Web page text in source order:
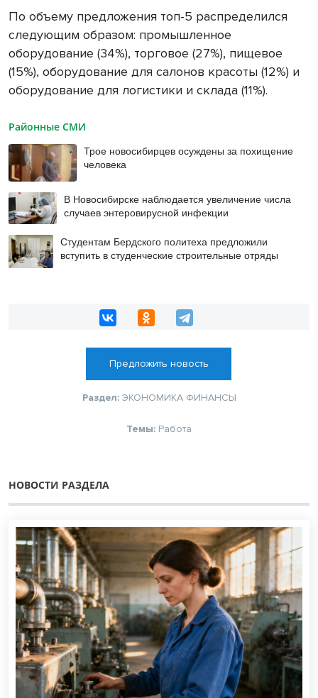
По объему предложения топ-5 распределился
следующим образом: промышленное
оборудование (34%), торговое (27%), пищевое
(15%), оборудование для салонов красоты (12%) и
оборудование для логистики и склада (11%).
Районные СМИ
Трое новосибирцев осуждены за похищение
человека
В Новосибирске наблюдается увеличение числа
случаев энтеровирусной инфекции
Студентам Бердского политеха предложили
вступить в студенческие строительные отряды
Предложить новость
Раздел: ЭКОНОМИКА ФИНАНСЫ
Темы: Работа
НОВОСТИ РАЗДЕЛА